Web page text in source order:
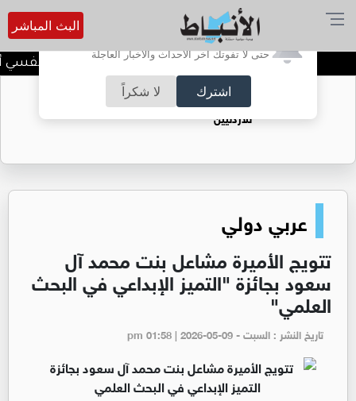
أترغب في تفعيل الإشعارات؟
حتى لا تفوتك آخر الأحداث والأخبار العاجلة
اشترك لا شكراً
البث المباشر
الضحك وقت الأزمات.. خلل نفسي أم
حقل الريشة حين يتحول الغاز إلى فرص عمل
للأردنيين
عربي دولي
تتويج الأميرة مشاعل بنت محمد آل
سعود بجائزة "التميز الإبداعي في البحث
العلمي"
تاريخ النشر : السبت - pm 01:58 | 2026-05-09